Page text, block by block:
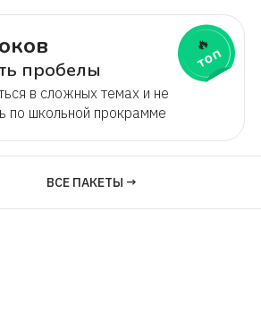
пробелы
в сложных темах и не
по школьной прокрамме
🔥
топ
ВСЕ ПАКЕТЫ →